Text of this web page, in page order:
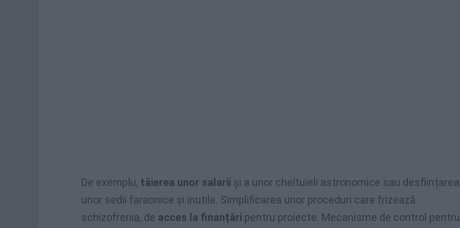
De exemplu, tăierea unor salarii și a unor cheltuieli astronomice sau desființarea
unor sedii faraonice și inutile. Simplificarea unor proceduri care frizează
schizofrenia, de acces la finanțări pentru proiecte. Mecanisme de control pentru